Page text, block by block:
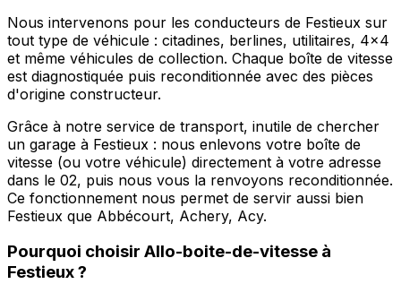
Nous intervenons pour les conducteurs de Festieux sur
tout type de véhicule : citadines, berlines, utilitaires, 4x4
et même véhicules de collection. Chaque boîte de vitesse
est diagnostiquée puis reconditionnée avec des pièces
d'origine constructeur.
Grâce à notre service de transport, inutile de chercher
un garage à Festieux : nous enlevons votre boîte de
vitesse (ou votre véhicule) directement à votre adresse
dans le 02, puis nous vous la renvoyons reconditionnée.
Ce fonctionnement nous permet de servir aussi bien
Festieux que Abbécourt, Achery, Acy.
Pourquoi choisir Allo-boite-de-vitesse à
Festieux?